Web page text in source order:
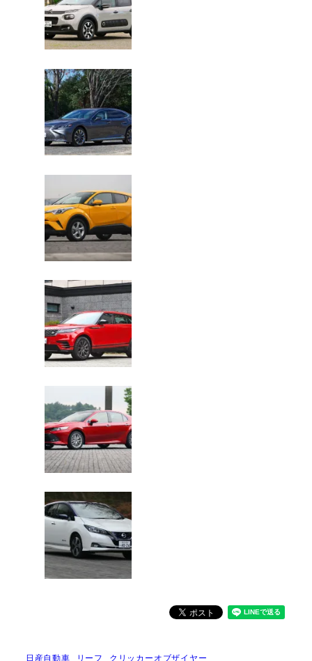
日産自動車 リーフ クリッカーオブザイヤー